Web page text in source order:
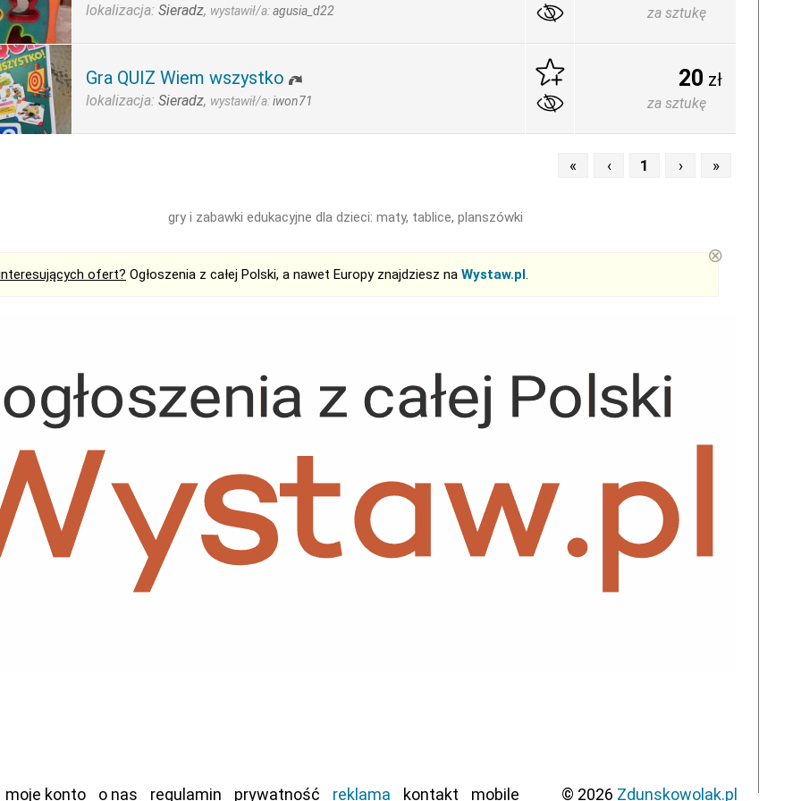
lokalizacja: Sieradz, wystawił/a:agusia_d22 za sztukę
Gra QUIZ Wiem wszystko
lokalizacja: Sieradz, wystawił/a:iwon71
20 zł
za sztukę
« ‹ 1 › »
gry i zabawki edukacyjne dla dzieci: maty, tablice, planszówki
ofert? Ogłoszenia z całej Polski, a nawet Europy znajdziesz na Wystaw.pl.
⊗
moje konto o nas regulamin prywatność reklama kontakt mobile © 2026 Zdunskowolak.pl